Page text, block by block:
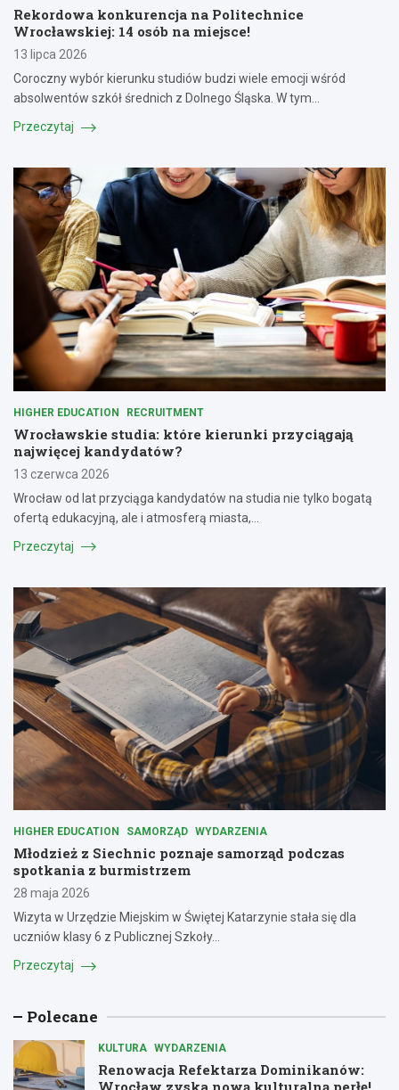
Rekordowa konkurencja na Politechnice
Wrocławskiej: 14 osób na miejsce!
13 lipca 2026
Coroczny wybór kierunku studiów budzi wiele emocji wśród
absolwentów szkół średnich z Dolnego Śląska. W tym…
Przeczytaj
HIGHER EDUCATION RECRUITMENT
Wrocławskie studia: które kierunki przyciągają
najwięcej kandydatów?
13 czerwca 2026
Wrocław od lat przyciąga kandydatów na studia nie tylko bogatą
ofertą edukacyjną, ale i atmosferą miasta,…
Przeczytaj
HIGHER EDUCATION SAMORZĄD WYDARZENIA
Młodzież z Siechnic poznaje samorząd podczas
spotkania z burmistrzem
28 maja 2026
Wizyta w Urzędzie Miejskim w Świętej Katarzynie stała się dla
uczniów klasy 6 z Publicznej Szkoły…
Przeczytaj
Polecane
KULTURA WYDARZENIA
Renowacja Refektarza Dominikanów: